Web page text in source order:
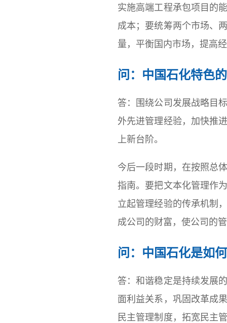
实施高端工程承包项目的
成本；要统筹两个市场、
量，平衡国内市场，提高
问：中国石化特色
答：围绕公司发展战略目
外先进管理经验，加快推
上新台阶。
今后一段时期，在按照总
指南。要把文本化管理作
立起管理经验的传承机制
成公司的财富，使公司的
问：中国石化是如
答：和谐稳定是持续发展
面利益关系，巩固改革成
民主管理制度，拓宽民主